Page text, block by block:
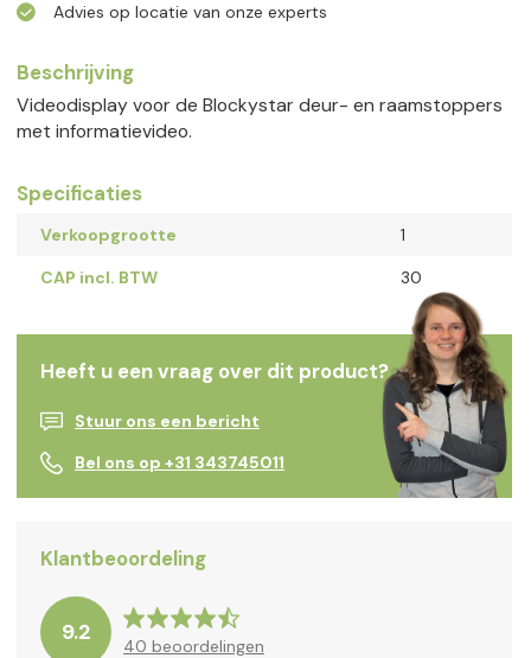
Advies op locatie van onze experts
Beschrijving
Videodisplay voor de Blockystar deur- en raamstoppers
met informatievideo.
Specificaties
Verkoopgrootte
1
CAP incl. BTW
30
Heeft u een vraag over dit product?
Stuur ons een bericht
Bel ons op +31 343745011
Klantbeoordeling
9.2
40 beoordelingen